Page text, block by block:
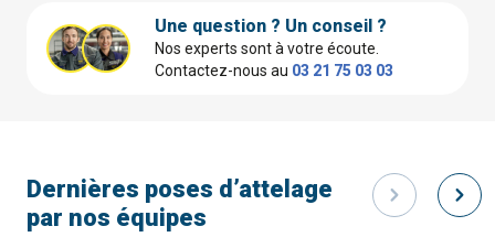
Une question ? Un conseil ?
Nos experts sont à votre écoute.
Contactez-nous au 03 21 75 03 03
Dernières poses d’attelage
par nos équipes